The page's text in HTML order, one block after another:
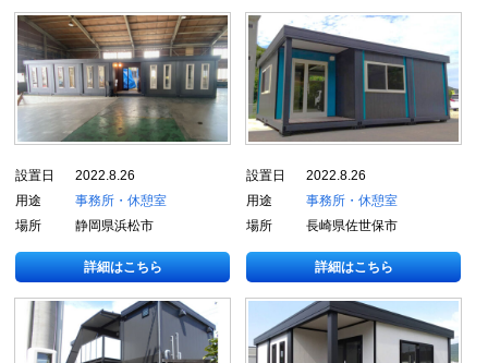
設置日
2022.8.26
用途
事務所・休憩室
場所
静岡県浜松市
詳細はこちら
設置日
2022.8.26
用途
事務所・休憩室
場所
長崎県佐世保市
詳細はこちら